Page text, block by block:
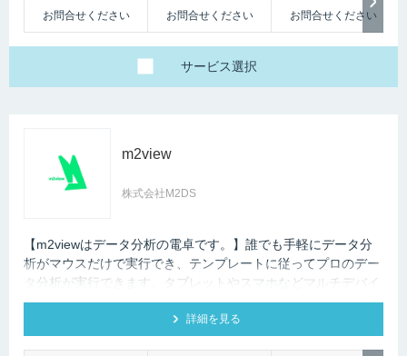
お問合せください お問合せください お問合せください
サービス選択
m2view
株式会社M2DS
【m2viewはデータ分析の電卓です。】誰でも手軽にデータ分
析がマウスだけで実行でき、テンプレートに従ってプロのデー
タ分析が実行できます。タブレットやスマホなどマルチデバイ
ス対応で、ブラウザから利用できます。現状分析や需要予測な
ど高度なデータ分析があなたの社内で実現できます。
詳細を見る